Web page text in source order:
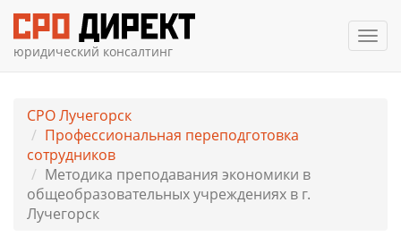
юридический консалтинг
СРО Лучегорск
Профессиональная переподготовка
сотрудников
Методика преподавания экономики в
общеобразовательных учреждениях в г.
Лучегорск